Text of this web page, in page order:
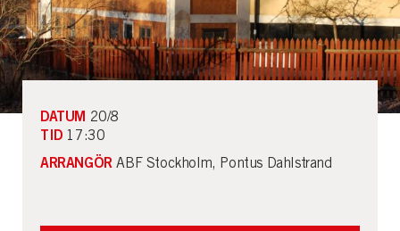
DATUM 20/8
TID17:30
ARRANGÖRABF Stockholm, Pontus Dahlstrand